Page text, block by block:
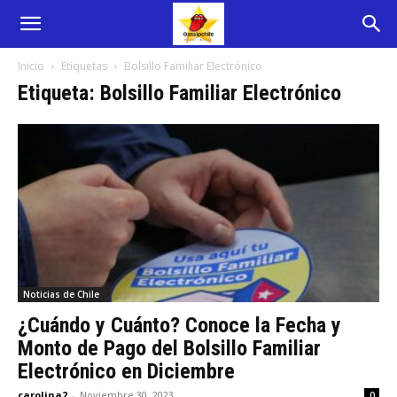
Inicio Etiquetas Bolsillo Familiar Electrónico
Etiqueta: Bolsillo Familiar Electrónico
Noticias de Chile
¿Cuándo y Cuánto? Conoce la Fecha y
Monto de Pago del Bolsillo Familiar
Electrónico en Diciembre